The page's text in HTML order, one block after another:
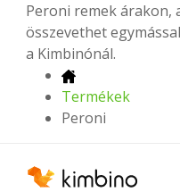
Peroni remek árakon,
összevethet
a Kimbinónál.
Termékek
Peroni